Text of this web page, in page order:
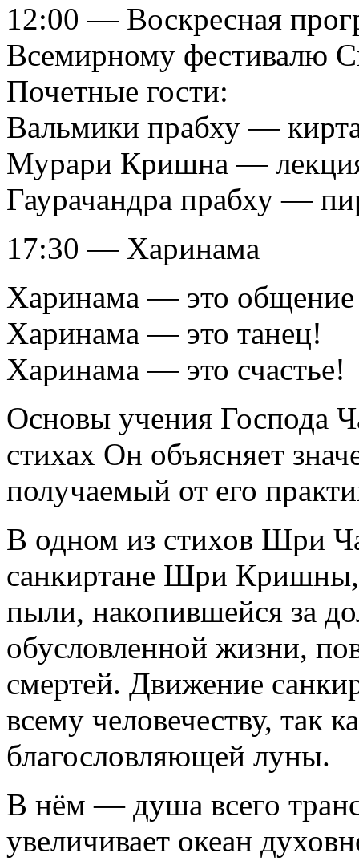
12:00 — Воскресная
Всемирному фестивалю
Почетные гости:
Вальмики прабху —
Мурари Кришна —
Гаурачандра прабху —
17:30 — Харинама
Харинама — это общение
Харинама — это танец!
Харинама — это счастье!
Основы учения Господа
стихах Он объясняет
получаемый от его
В одном из стихов Шри
санкиртане Шри Кришны,
пыли, накопившейся за
обусловленной жизни,
смертей. Движение
всему человечеству, так
благословляющей луны.
В нём — душа всего
увеличивает океан